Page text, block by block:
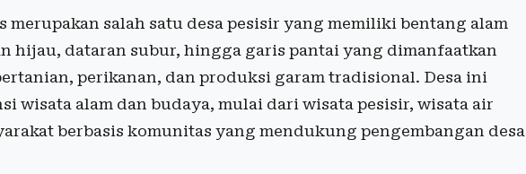
merupakan salah satu desa pesisir yang memiliki bentang alam
hijau, dataran subur, hingga garis pantai yang dimanfaatkan
perikanan, dan produksi garam tradisional. Desa ini
wisata alam dan budaya, mulai dari wisata pesisir, wisata air
berbasis komunitas yang mendukung pengembangan desa